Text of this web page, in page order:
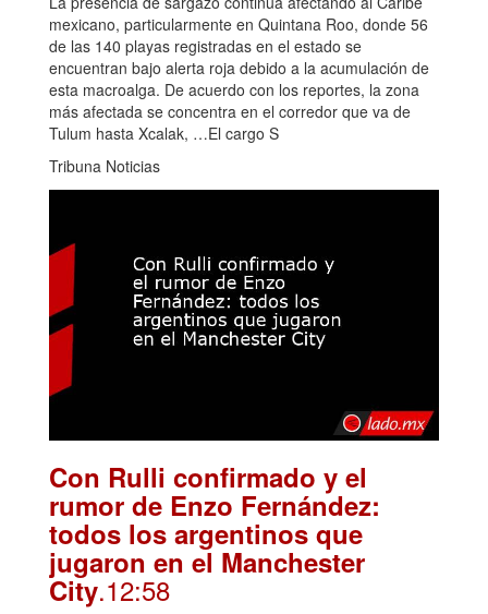
mexicano, particularmente en Quintana Roo, donde 56
de las 140 playas registradas en el estado se
encuentran bajo alerta roja debido a la acumulación de
esta macroalga. De acuerdo con los reportes, la zona
más afectada se concentra en el corredor que va de
Tulum hasta Xcalak, …El cargo S
Tribuna Noticias
Con Rulli confirmado y el
rumor de Enzo Fernández:
todos los argentinos que
jugaron en el Manchester
City.12:58